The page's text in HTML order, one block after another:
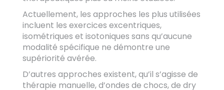
Actuellement, les approches les plus utilisées
incluent les exercices excentriques,
isométriques et isotoniques sans qu’aucune
modalité spécifique ne démontre une
supériorité avérée.
D’autres approches existent, qu’il s’agisse de
thérapie manuelle, d’ondes de chocs, de dry